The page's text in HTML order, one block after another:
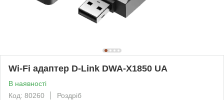
Wi-Fi адаптер D-Link DWA-X1850 UA
В наявності
Код: 80260
Роздріб